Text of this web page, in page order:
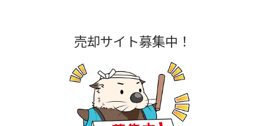
売却サイト募集中！